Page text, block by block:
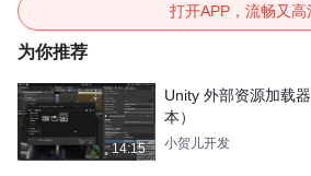
打开APP，流畅又高
为你推荐
14:15
Unity 外部资源加载
本）
小贺儿开发